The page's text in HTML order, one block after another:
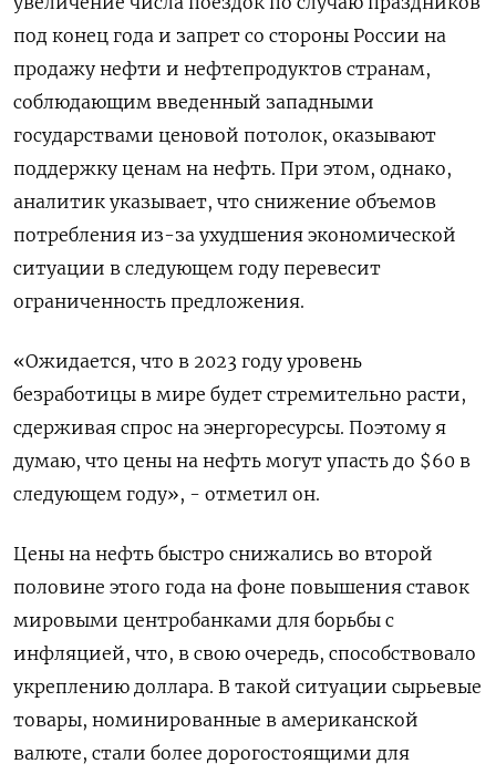
под конец года и запрет со стороны России на
продажу нефти и нефтепродуктов странам,
соблюдающим введенный западными
государствами ценовой потолок, оказывают
поддержку ценам на нефть. При этом, однако,
аналитик указывает, что снижение объемов
потребления из-за ухудшения экономической
ситуации в следующем году перевесит
ограниченность предложения.
«Ожидается, что в 2023 году уровень
безработицы в мире будет стремительно расти,
сдерживая спрос на энергоресурсы. Поэтому я
думаю, что цены на нефть могут упасть до $60 в
следующем году», - отметил он.
Цены на нефть быстро снижались во второй
половине этого года на фоне повышения ставок
мировыми центробанками для борьбы с
инфляцией, что, в свою очередь, способствовало
укреплению доллара. В такой ситуации сырьевые
товары, номинированные в американской
валюте, стали более дорогостоящими для